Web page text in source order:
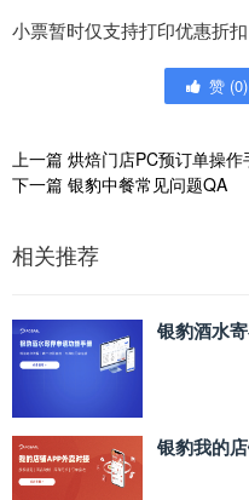
小票暂时仅支持打印优惠折
赞 (0)
上一篇 烘焙门店PC预订单操作
下一篇 银豹中餐常见问题QA
相关推荐
银豹酒水
银豹我的